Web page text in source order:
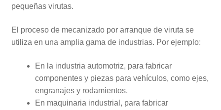
pequeñas virutas.
El proceso de mecanizado por arranque de viruta se
utiliza en una amplia gama de industrias. Por ejemplo:
En la industria automotriz, para fabricar
componentes y piezas para vehículos, como ejes,
engranajes y rodamientos.
En maquinaria industrial, para fabricar